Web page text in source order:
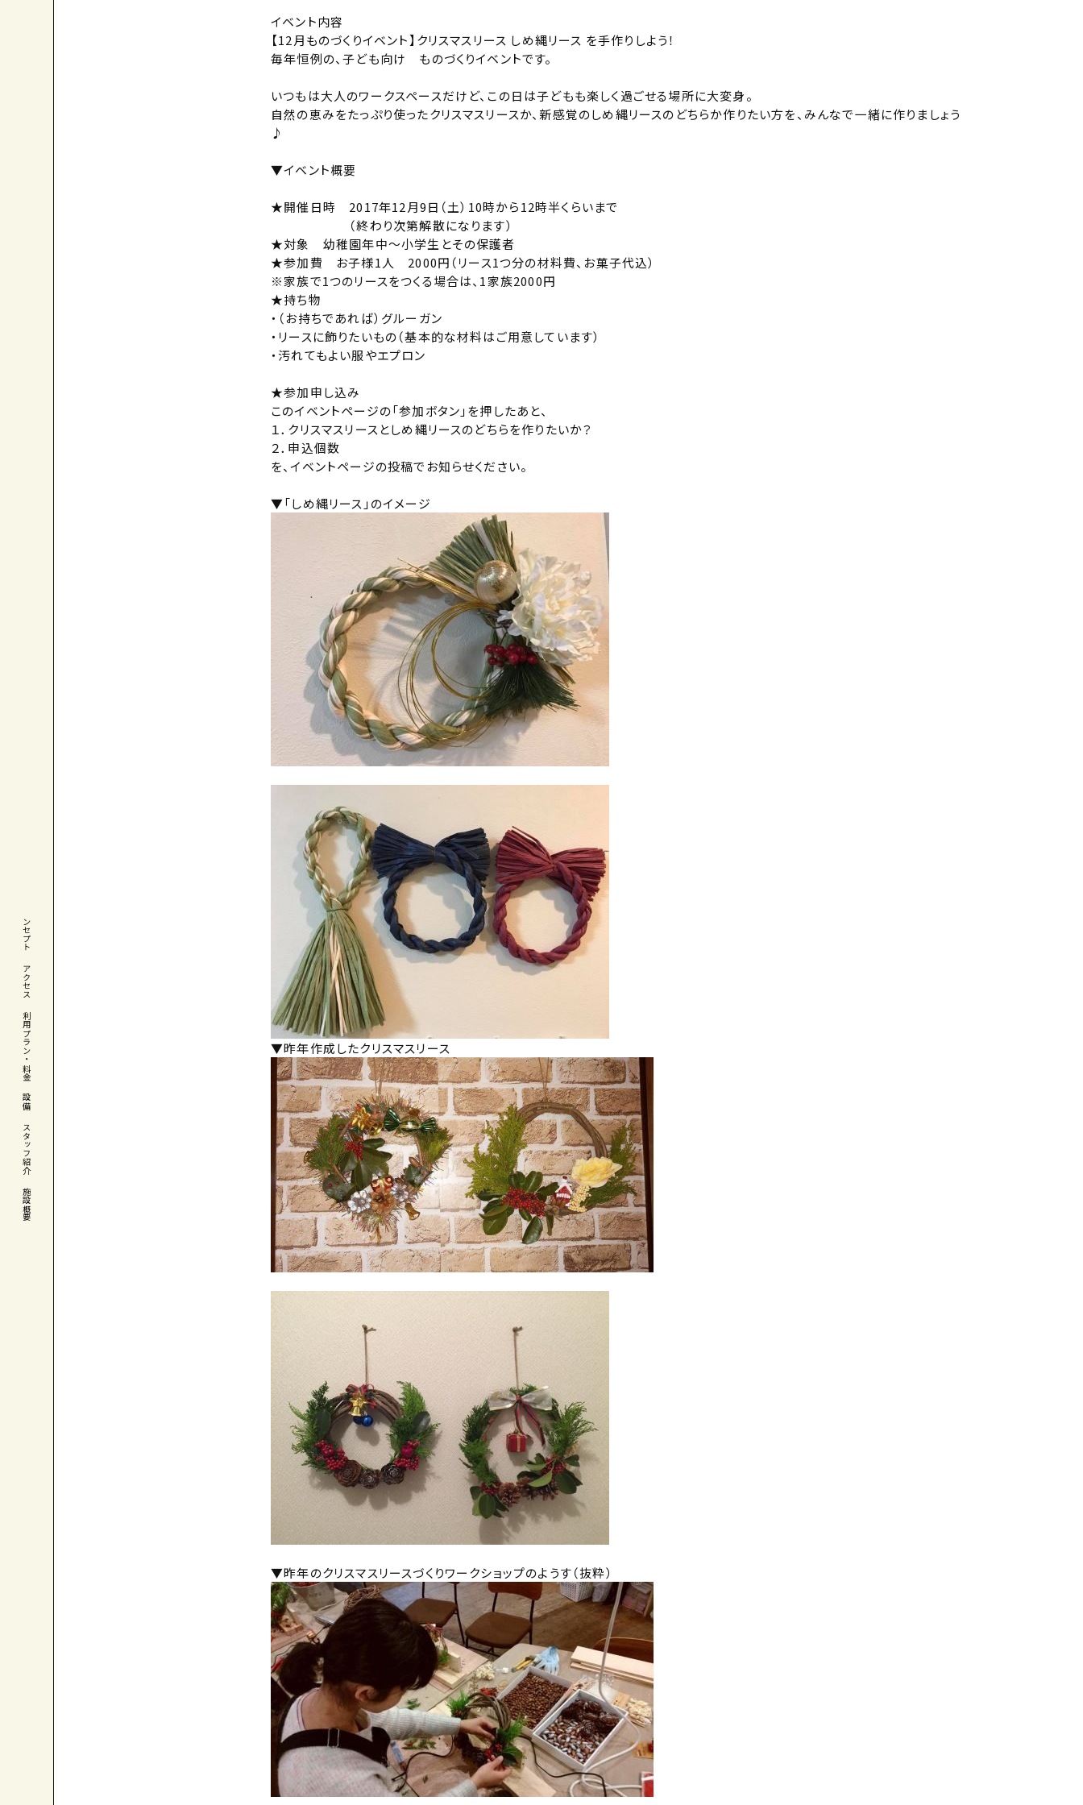
コンセプト
アクセス
利用プラン・料金
設備
スタッフ紹介
施設概要
イベント内容
【12月ものづくりイベント】クリスマスリース しめ縄リース を手作りしよう！
毎年恒例の、子ども向け ものづくりイベントです。
いつもは大人のワークスペースだけど、この日は子どもも楽しく過ごせる場所に大変身。
自然の恵みをたっぷり使ったクリスマスリースか、新感覚のしめ縄リースのどちらか作りたい方を、みんなで一緒に作りましょう
♪
▼イベント概要
★開催日時 2017年12月9日（土）10時から12時半くらいまで
（終わり次第解散になります）
★対象 幼稚園年中～小学生とその保護者
★参加費 お子様1人 2000円（リース1つ分の材料費、お菓子代込）
※家族で1つのリースをつくる場合は、1家族2000円
★持ち物
・（お持ちであれば）グルーガン
・リースに飾りたいもの（基本的な材料はご用意しています）
・汚れてもよい服やエプロン
★参加申し込み
このイベントページの「参加ボタン」を押したあと、
１．クリスマスリースとしめ縄リースのどちらを作りたいか？
２．申込個数
を、イベントページの投稿でお知らせください。
▼「しめ縄リース」のイメージ
▼昨年作成したクリスマスリース
▼昨年のクリスマスリースづくりワークショップのようす（抜粋）